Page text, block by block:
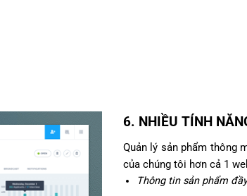
6. NHIỀU TÍNH
Quản lý sản phẩm thông
của chúng tôi hơn cả 1
Thông tin sản phẩm